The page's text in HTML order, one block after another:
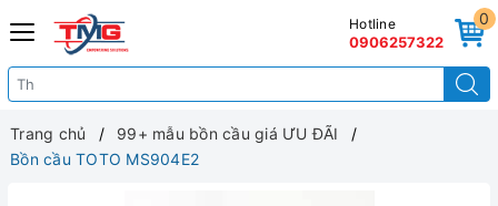
0
Hotline
0906257322
Trang chủ
99+ mẫu bồn cầu giá ƯU ĐÃI
Bồn cầu TOTO MS904E2